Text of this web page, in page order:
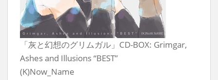
「灰と幻想のグリムガル」CD-BOX: Grimgar,
Ashes and Illusions “BEST”
(K)Now_Name